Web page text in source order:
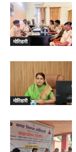
मोतिहारी
मोतिहारी